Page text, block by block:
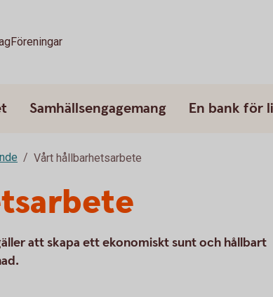
Föreningar
Samhällsengagemang En bank för
Vårt hållbarhetsarbete
att skapa ett ekonomiskt sunt och hållbart